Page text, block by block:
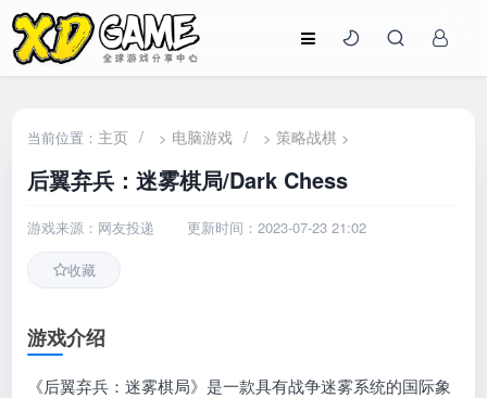
当前位置： 主页 / > 电脑游戏 / >策略战棋 >
后翼弃兵：迷雾棋局/Dark Chess
游戏来源：网友投递 更新时间：2023-07-23 21:02
收藏
游戏介绍
《后翼弃兵：迷雾棋局》是一款具有战争迷雾系统的国际象